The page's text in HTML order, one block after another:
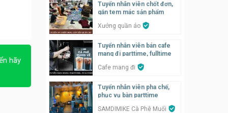
hãy
– hỗ trợ ăn ở
Tuyển nhân viên bán hàng
parttime
GÀ GÔ FASTFOOD
Tuyển nhân viên bán hàng
parttime
Húp Tea
Tuyển nhân viên chốt đơn,
gắn tem mác sản phẩm
Xưởng quần áo
Tuyển nhân viên bán cafe
mang đi parttime, fulltime
Cafe mang đi
Tuyển nhân viên pha chế,
phục vụ bàn parttime
SAMDIMIKE Cà Phê Muối